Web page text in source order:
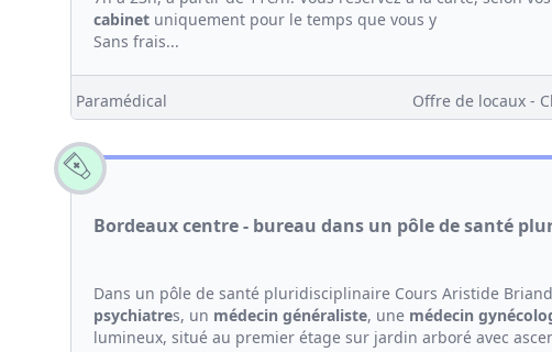
cabinet uniquement pour le temps que vous y
Sans frais...
Paramédical Offre de locaux -
Bordeaux centre - bureau dans un pôle de santé
Dans un pôle de santé pluridisciplinaire Cours Aristide
psychiatres, un médecin généraliste, une médecin
lumineux, situé au premier étage sur jardin arboré avec